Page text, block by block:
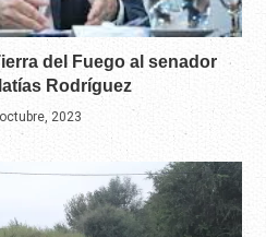
del Fuego al senador
Rodríguez
2023